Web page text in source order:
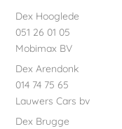
Dex Hooglede
051 26 01 05
Mobimax BV
Dex Arendonk
014 74 75 65
Lauwers Cars bv
Dex Brugge